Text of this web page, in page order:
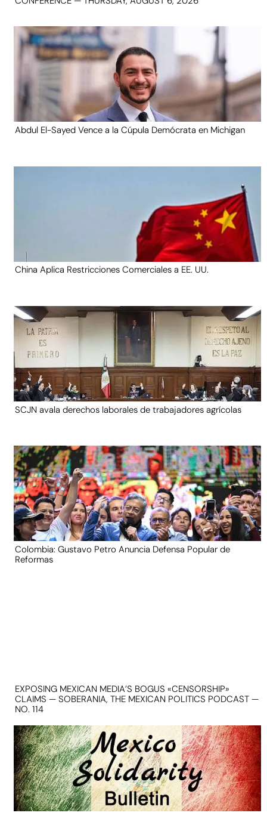
Abdul El-Sayed Vence a la Cúpula Demócrata en Michigan
China Aplica Restricciones Comerciales a EE. UU.
SCJN avala derechos laborales de trabajadores agrícolas
Colombia: Gustavo Petro Anuncia Defensa Popular de
Reformas
EXPOSING MEXICAN MEDIA’S BOGUS «CENSORSHIP»
CLAIMS — SOBERANIA, THE MEXICAN POLITICS PODCAST —
NO. 114